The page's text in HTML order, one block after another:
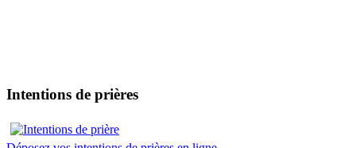
Intentions de prières